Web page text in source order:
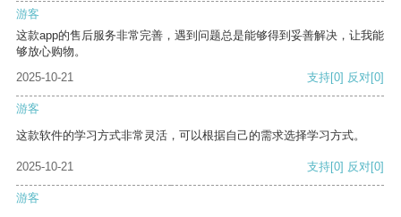
游客
这款app的售后服务非常完善，遇到问题总是能够得到妥善解决，让我能
够放心购物。
2025-10-21
支持[0] 反对[0]
游客
这款软件的学习方式非常灵活，可以根据自己的需求选择学习方式。
2025-10-21 支持[0] 反对[0]
游客